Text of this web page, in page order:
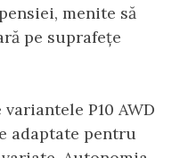
menite să
pe suprafețe
P10 AWD
adaptate pentru